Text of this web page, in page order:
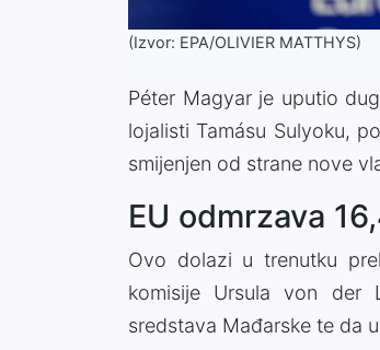
(Izvor: EPA/OLIVIER MATTHYS)
Péter Magyar je uputio
lojalisti Tamásu Sulyoku,
smijenjen od strane nove
EU odmrzava
Ovo dolazi u trenutku
komisije Ursula von der
sredstava Mađarske te da